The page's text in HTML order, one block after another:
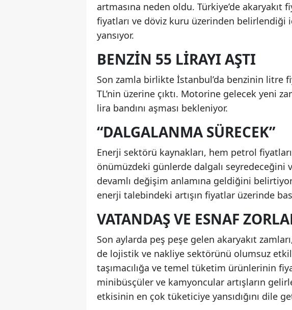
artmasına neden oldu. Türkiye’de akaryakıt
fiyatları ve döviz kuru üzerinden belirlendiği
yansıyor.
BENZIN 55 LIRAYI AŞTI
Son zamla birlikte İstanbul’da benzinin litre
TL’nin üzerine çıktı. Motorine gelecek yeni
lira bandını aşması bekleniyor.
“DALGALANMA SÜRECEK”
Enerji sektörü kaynakları, hem petrol
önümüzdeki günlerde dalgalı seyredeceğini
devamlı değişim anlamına geldiğini
enerji talebindeki artışın fiyatlar üzerinde
VATANDAŞ VE ESNAF
Son aylarda peş peşe gelen akaryakıt
de lojistik ve nakliye sektörünü olumsuz
taşımacılığa ve temel tüketim ürünlerinin
minibüsçüler ve kamyoncular artışların
etkisinin en çok tüketiciye yansıdığını dile